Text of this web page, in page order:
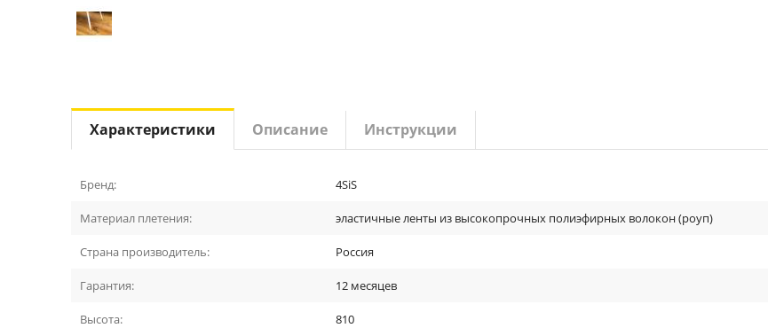
Характеристики Описание Инструкции
Бренд: 4SiS
Материал плетения: эластичные ленты из высокопрочных полиэфирных волокон (роуп)
Страна производитель: Россия
Гарантия: 12 месяцев
Высота: 810